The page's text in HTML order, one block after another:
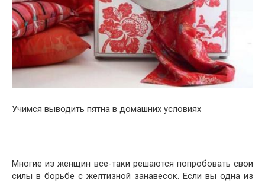
Учимся выводить пятна в домашних условиях
Многие из женщин все-таки решаются попробовать свои
силы в борьбе с желтизной занавесок. Если вы одна из